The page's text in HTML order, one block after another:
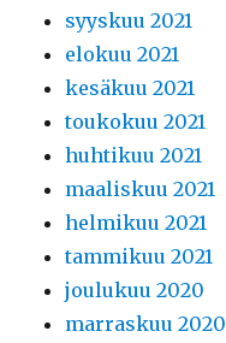
syyskuu 2021
elokuu 2021
kesäkuu 2021
toukokuu 2021
huhtikuu 2021
maaliskuu 2021
helmikuu 2021
tammikuu 2021
joulukuu 2020
marraskuu 2020